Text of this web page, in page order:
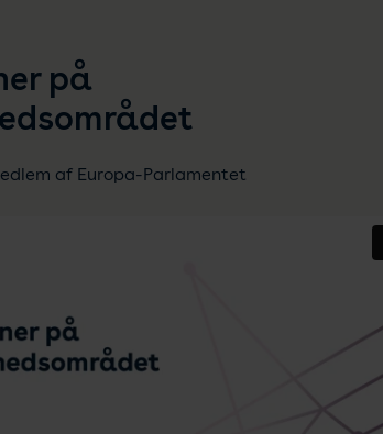
på
af Europa-Parlamentet